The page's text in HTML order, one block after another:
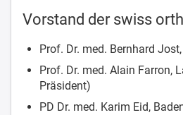
Vorstand der swiss
Prof. Dr. med. Bernhard
Prof. Dr. med. Alain Farron,
Präsident)
PD Dr. med. Karim Eid,